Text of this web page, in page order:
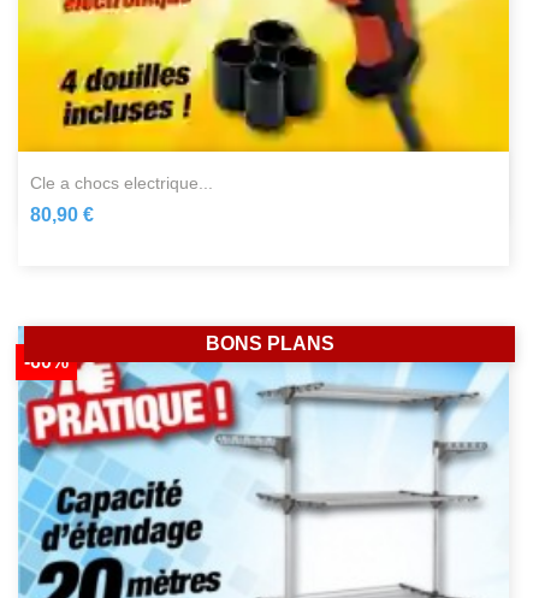
cle a chocs electrique...
80,90 €
-60%
BONS PLANS